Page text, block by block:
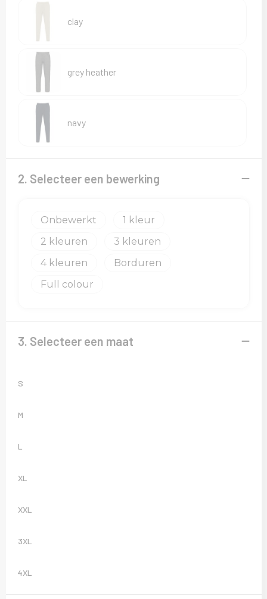
Veiligheidsvesten en Veiligheidshesjes
Vesten
clay
grey heather
navy
2. Selecteer een bewerking
Onbewerkt
1
2
3
4
Borduren
Full colour
3. Selecteer een maat
S
M
L
XL
XXL
3XL
4XL